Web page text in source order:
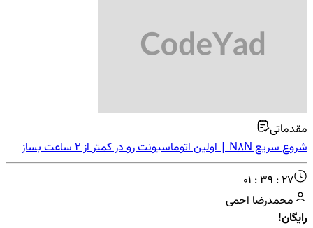
مقدماتی
شروع سریع N8N | اولین اتوماسیونت رو در کمتر از ۲ ساعت بساز
01 : 39 : 27
محمدرضا احمی
رایگان!